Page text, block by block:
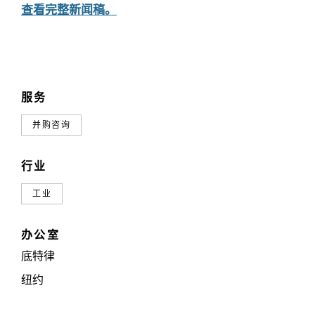
服务
并购咨询
行业
工业
办公室
底特律
纽约
查看完整新闻稿。